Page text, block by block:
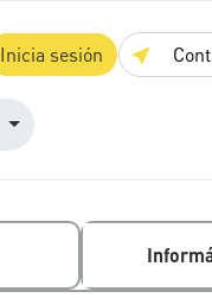
Inicia sesión